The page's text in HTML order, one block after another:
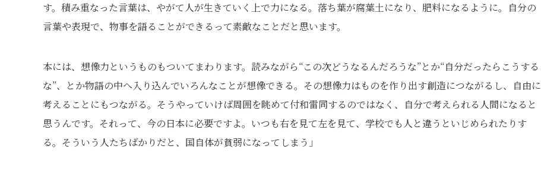
す。積み重なった言葉は、やがて人が生きていく上で力になる。落ち葉が腐葉土になり、肥料になるように。自分の
言葉や表現で、物事を語ることができるって素敵なことだと思います。
本には、想像力というものもついてまわります。読みながら“この次どうなるんだろうな”とか“自分だったらこうする
な”、とか物語の中へ入り込んでいろんなことが想像できる。その想像力はものを作り出す創造につながるし、自由に
考えることにもつながる。そうやっていけば周囲を眺めて付和雷同するのではなく、自分で考えられる人間になると
思うんです。それって、今の日本に必要ですよ。いつも右を見て左を見て、学校でも人と違うといじめられたりす
る。そういう人たちばかりだと、国自体が貧弱になってしまう」